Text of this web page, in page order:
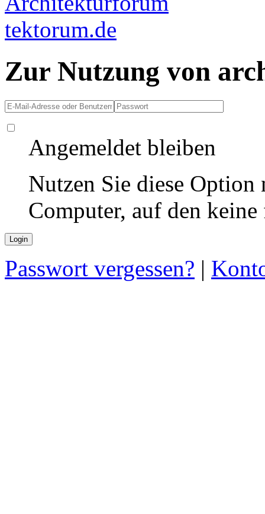
Zur Nutzung von
Angemeldet bleiben
Nutzen Sie diese
Computer, auf den
Passwort vergessen? |